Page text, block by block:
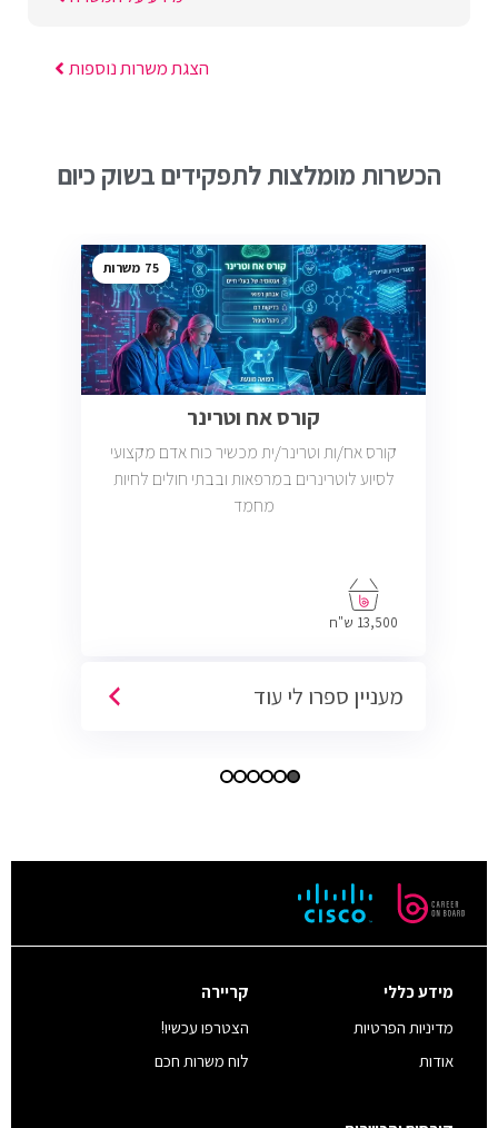
הצגת משרות נוספות
הכשרות מומלצות לתפקידים בשוק כיום
75
קורס אח וטרינר
קורס אח/ות וטרינר/ית מכשיר כוח אדם מקצועי
לסיוע לוטרינרים במרפאות ובבתי חולים לחיות
מחמד
13,500 ש"ח
מעניין ספרו לי עוד
מידע כללי
מדיניות הפרטיות
אודות
קריירה
הצטרפו עכשיו!
לוח משרות חכם